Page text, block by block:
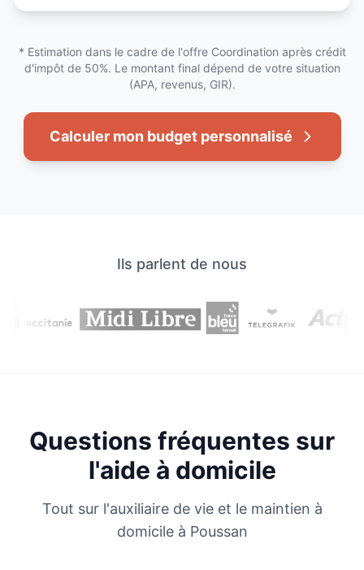
* Estimation dans le cadre de l'offre Coordination après crédit
d'impôt de 50%. Le montant final dépend de votre situation
(APA, revenus, GIR).
Calculer mon budget personnalisé
Ils parlent de nous
Questions fréquentes sur
l'aide à domicile
Tout sur l'auxiliaire de vie et le maintien à
domicile à Poussan